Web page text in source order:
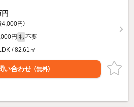
円
4,000円）
円 礼 不要
/ 82.61㎡
い合わせ （無料）